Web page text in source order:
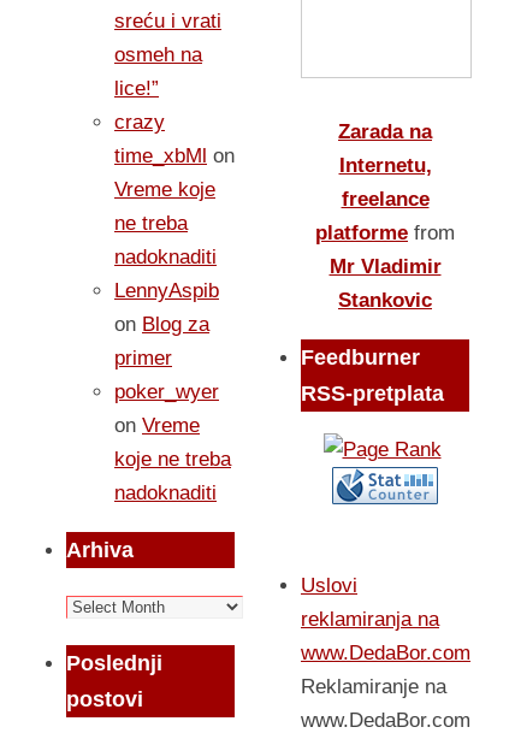
sreću i vrati
osmeh na
lice!”
crazy
time_xbMl on
Vreme koje
ne treba
nadoknaditi
LennyAspib
on Blog za
primer
poker_wyer
on Vreme
koje ne treba
nadoknaditi
Arhiva
Arhiva
Poslednji
postovi
Zarada na
Internetu,
freelance
platforme from
Mr Vladimir
Stankovic
Feedburner
RSS-pretplata
Uslovi
reklamiranja na
www.DedaBor.com
Reklamiranje na
www.DedaBor.com